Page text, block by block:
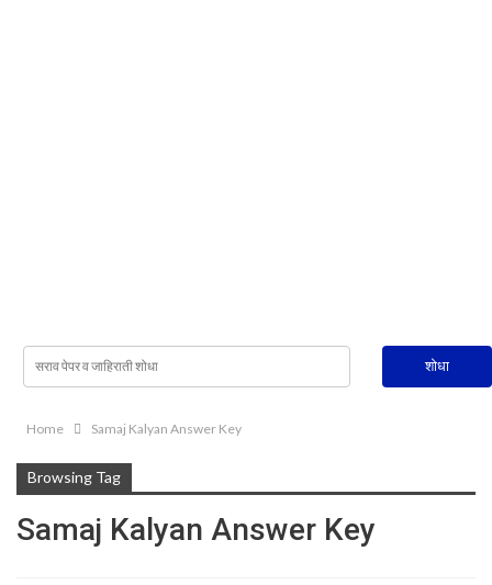
Home Samaj Kalyan Answer Key
Browsing Tag
Samaj Kalyan Answer Key